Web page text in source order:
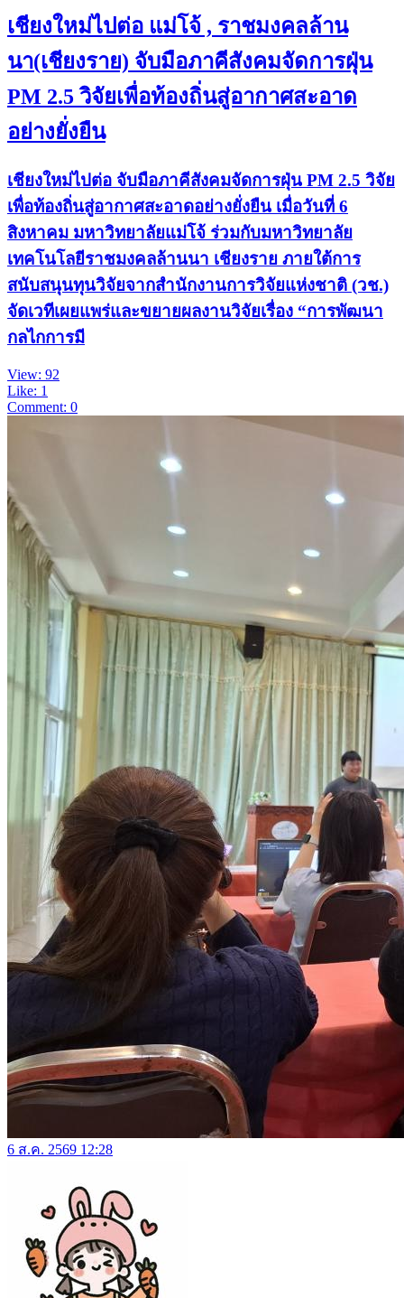
เชียงใหม่ไปต่อ แม่โจ้ , ราชมงคลล้าน
นา(เชียงราย) จับมือภาคีสังคมจัดการฝุ่น
PM 2.5 วิจัยเพื่อท้องถิ่นสู่อากาศสะอาด
อย่างยั่งยืน
เชียงใหม่ไปต่อ จับมือภาคีสังคมจัดการฝุ่น PM 2.5 วิจัย
เพื่อท้องถิ่นสู่อากาศสะอาดอย่างยั่งยืน เมื่อวันที่ 6
สิงหาคม มหาวิทยาลัยแม่โจ้ ร่วมกับมหาวิทยาลัย
เทคโนโลยีราชมงคลล้านนา เชียงราย ภายใต้การ
สนับสนุนทุนวิจัยจากสำนักงานการวิจัยแห่งชาติ (วช.)
จัดเวทีเผยแพร่และขยายผลงานวิจัยเรื่อง “การพัฒนา
กลไกการมี
View: 92
Like: 1
Comment: 0
6 ส.ค. 2569 12:28